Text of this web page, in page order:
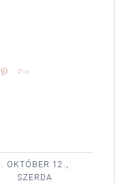
Pin
OKTÓBER 12.,
SZERDA